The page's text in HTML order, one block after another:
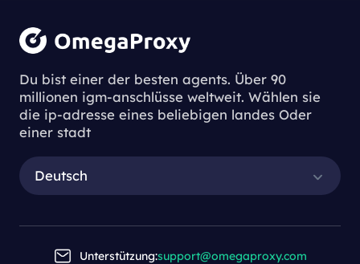
Du bist einer der besten agents. Über 90
millionen igm-anschlüsse weltweit. Wählen sie
die ip-adresse eines beliebigen landes Oder
einer stadt
Deutsch
Unterstützung:support@omegaproxy.com